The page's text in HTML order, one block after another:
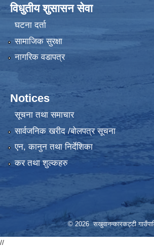
विधुतीय शुसासन सेवा
घटना दर्ता
सामाजिक सुरक्षा
नागरिक वडापत्र
Notices
सूचना तथा समाचार
सार्वजनिक खरीद /बोलपत्र सूचना
एन, कानुन तथा निर्देशिका
कर तथा शुल्कहरु
© 2026 सखुवानन्कारकट्टी
//